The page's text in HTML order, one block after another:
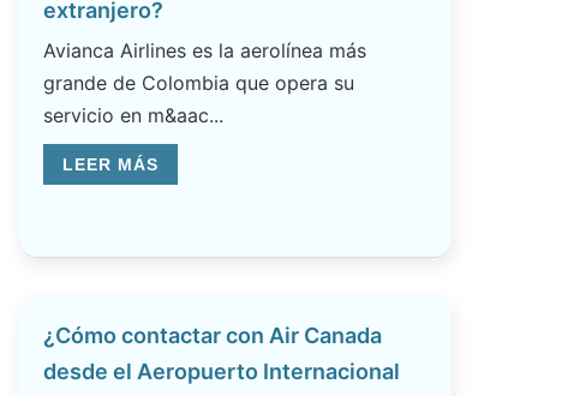
extranjero?
Avianca Airlines es la aerolínea más
grande de Colombia que opera su
servicio en m&aac...
LEER MÁS
¿Cómo contactar con Air Canada
desde el Aeropuerto Internacional